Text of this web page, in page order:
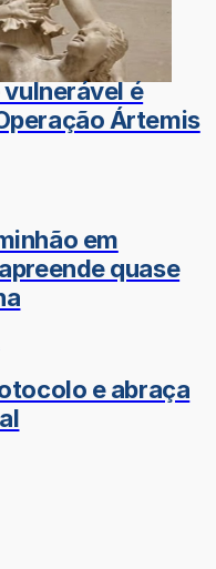
é
Ártemis
em
quase
e abraça